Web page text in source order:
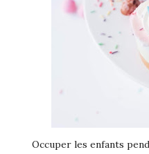
Occuper les enfants